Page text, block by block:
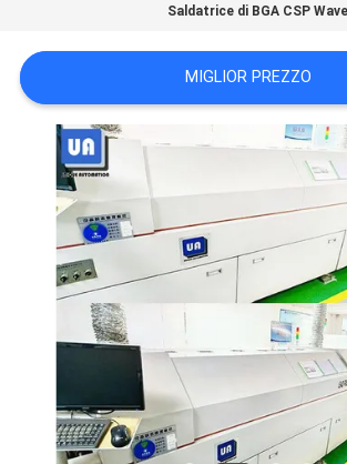
MAPPA
DEL
SITO
PRIVACY
POLICY
Saldatrice di BGA CSP Wave
MIGLIOR PREZZO